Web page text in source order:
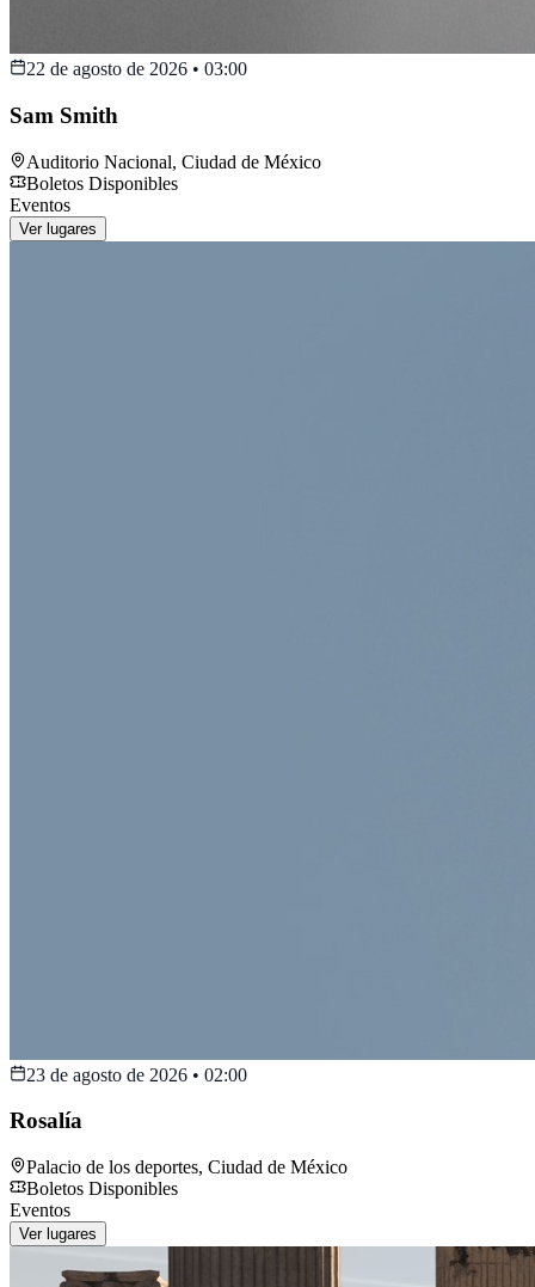
22 de agosto de 2026 • 03:00
Sam Smith
Auditorio Nacional, Ciudad de México
Boletos Disponibles
Eventos
Ver lugares
23 de agosto de 2026 • 02:00
Rosalía
Palacio de los deportes, Ciudad de México
Boletos Disponibles
Eventos
Ver lugares